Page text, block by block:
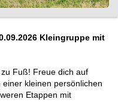
Kleingruppe mit
Fuß! Freue dich auf
kleinen persönlichen
Etappen mit